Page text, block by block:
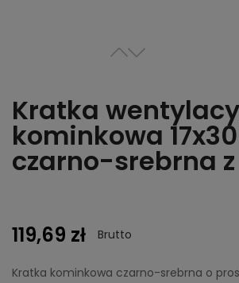
Kratka
kominkowa 17x30
czarno-srebrna
119,69 zł Brutto
Kratka kominkowa czarno-srebrna o